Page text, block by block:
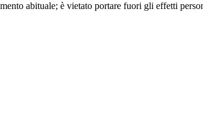
abituale; è vietato portare fuori gli effetti